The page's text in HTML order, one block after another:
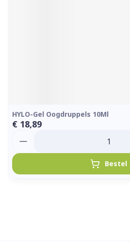
HYLO-Gel Oogdruppels 10Ml
€ 18,89
Bestel